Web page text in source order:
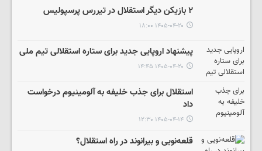
۲ بازیکن دیگر استقلال در تیررس پرسپولیس
۱۴۰۵-۰۴-۲۰ ۱۸:۰۰
پیشنهاد اروپایی جدید برای ستاره استقلالی تیم ملی
۱۴۰۵-۰۴-۲۰ ۱۴:۴۵
استقلال برای جذب خلیفه به آلومینیوم درخواست
داد
۱۴۰۵-۰۴-۱۴ ۱۲:۳۰
قلعه‌نویی و بیرانوند در راه استقلال؟